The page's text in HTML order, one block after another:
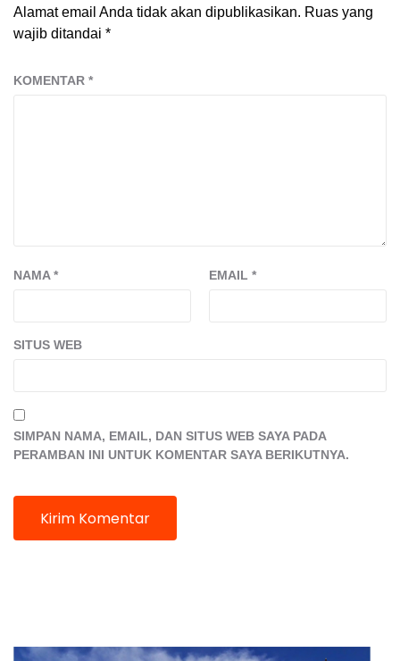
Alamat email Anda tidak akan dipublikasikan. Ruas yang
wajib ditandai *
KOMENTAR *
NAMA* EMAIL *
SITUS WEB
SIMPAN NAMA, EMAIL, DAN SITUS WEB SAYA PADA
PERAMBAN INI UNTUK KOMENTAR SAYA BERIKUTNYA.